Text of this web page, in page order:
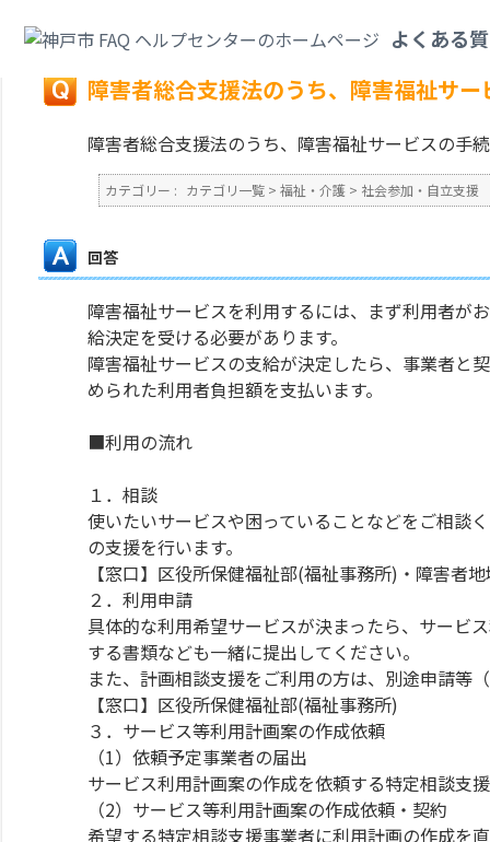
よくある
戻る
障害者総合支援法のうち、障害福祉サ
障害者総合支援法のうち、障害福祉サービスの手
カテゴリー : カテゴリ一覧 > 福祉・介護 > 社会参加・自立支援
回答
障害福祉サービスを利用するには、まず利用者が
給決定を受ける必要があります。
障害福祉サービスの支給が決定したら、事業者と
められた利用者負担額を支払います。
■利用の流れ
１．相談
使いたいサービスや困っていることなどをご相談
の支援を行います。
【窓口】区役所保健福祉部(福祉事務所)・障害
２．利用申請
具体的な利用希望サービスが決まったら、サービ
する書類なども一緒に提出してください。
また、計画相談支援をご利用の方は、別途申請等
【窓口】区役所保健福祉部(福祉事務所)
３．サービス等利用計画案の作成依頼
（1）依頼予定事業者の届出
サービス利用計画案の作成を依頼する特定相談支
（2）サービス等利用計画案の作成依頼・契約
希望する特定相談支援事業者に利用計画の作成を